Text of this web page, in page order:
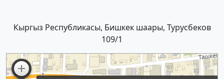
Кыргыз Республикасы, Бишкек шаары, Турусбеков
109/1